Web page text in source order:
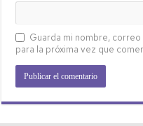
Guarda mi nombre,
para la próxima vez que